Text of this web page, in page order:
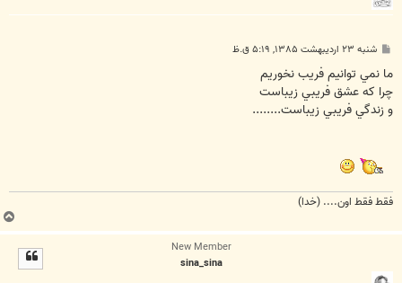
پ
ت
شنبه ۲۳ اردیبهشت ۱۳۸۵, ۵:۱۹ ق.ظ
ما نمي توانيم فريب نخوريم
چرا که عشق فريبي زيباست
و زندگي فريبي زيباست........
فقط فقط اون.... (خدا)
ب
ا
New Member
sina_sina